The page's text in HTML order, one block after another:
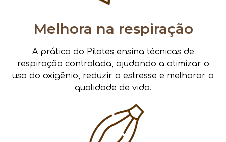
Melhora na respiração
A prática do Pilates ensina técnicas de
respiração controlada, ajudando a otimizar o
uso do oxigênio, reduzir o estresse e melhorar a
qualidade de vida.